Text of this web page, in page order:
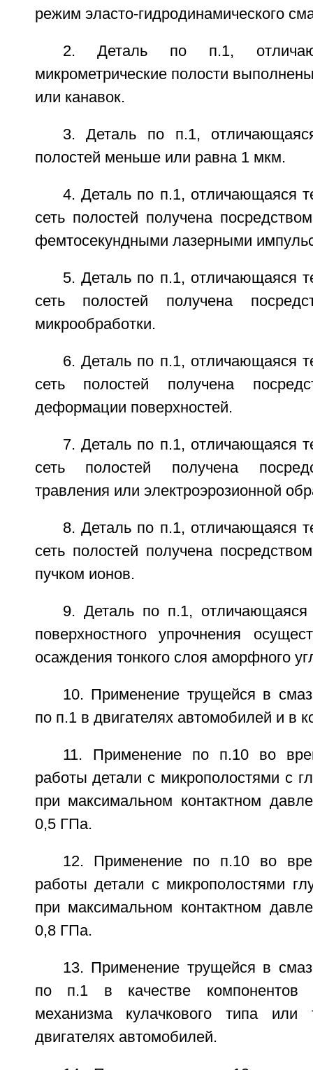
режим эласто-гидродинамического
2. Деталь по п.1,
микрометрические полости
или канавок.
3. Деталь по п.1,
полостей меньше или равна 1 мкм.
4. Деталь по п.1, отличающаяся
сеть полостей получена
фемтосекундными лазерными
5. Деталь по п.1, отличающаяся
сеть полостей получена
микрообработки.
6. Деталь по п.1, отличающаяся
сеть полостей получена
деформации поверхностей.
7. Деталь по п.1, отличающаяся
сеть полостей получена
травления или электроэрозионной
8. Деталь по п.1, отличающаяся
сеть полостей получена
пучком ионов.
9. Деталь по п.1, отличающаяся
поверхностного упрочнения
осаждения тонкого слоя аморфного
10. Применение трущейся в
по п.1 в двигателях автомобилей и в
11. Применение по п.10 во
работы детали с микрополостями с
при максимальном контактном
0,5 ГПа.
12. Применение по п.10 во
работы детали с микрополостями
при максимальном контактном
0,8 ГПа.
13. Применение трущейся в
по п.1 в качестве компонентов
механизма кулачкового типа или
двигателях автомобилей.